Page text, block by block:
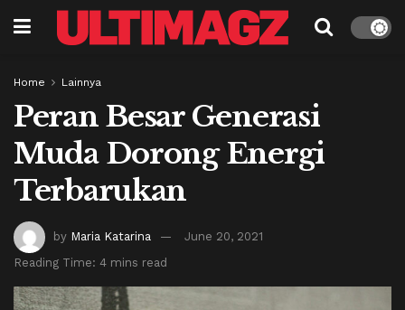
Home Lainnya
Peran Besar Generasi
Muda Dorong Energi
Terbarukan
by Maria Katarina
June 20, 2021
Reading Time: 4 mins read